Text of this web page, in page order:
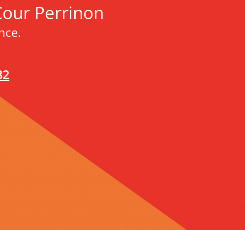
Perrinon